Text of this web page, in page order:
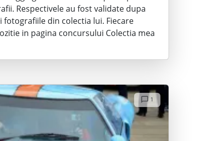
Respectivele au fost validate dupa
din colectia lui. Fiecare
in pagina concursului Colectia mea
1